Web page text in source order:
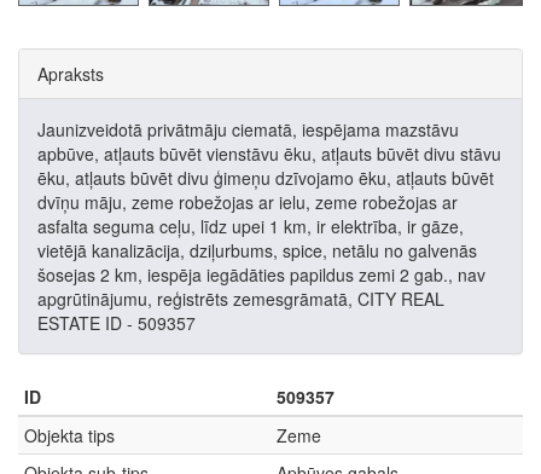
Apraksts
Jaunizveidotā privātmāju ciematā, iespējama mazstāvu
apbūve, atļauts būvēt vienstāvu ēku, atļauts būvēt divu stāvu
ēku, atļauts būvēt divu ģimeņu dzīvojamo ēku, atļauts būvēt
dvīņu māju, zeme robežojas ar ielu, zeme robežojas ar
asfalta seguma ceļu, līdz upei 1 km, ir elektrība, ir gāze,
vietējā kanalizācija, dziļurbums, spice, netālu no galvenās
šosejas 2 km, iespēja iegādāties papildus zemi 2 gab., nav
apgrūtinājumu, reģistrēts zemesgrāmatā, CITY REAL
ESTATE ID - 509357
ID
509357
Objekta tips
Zeme